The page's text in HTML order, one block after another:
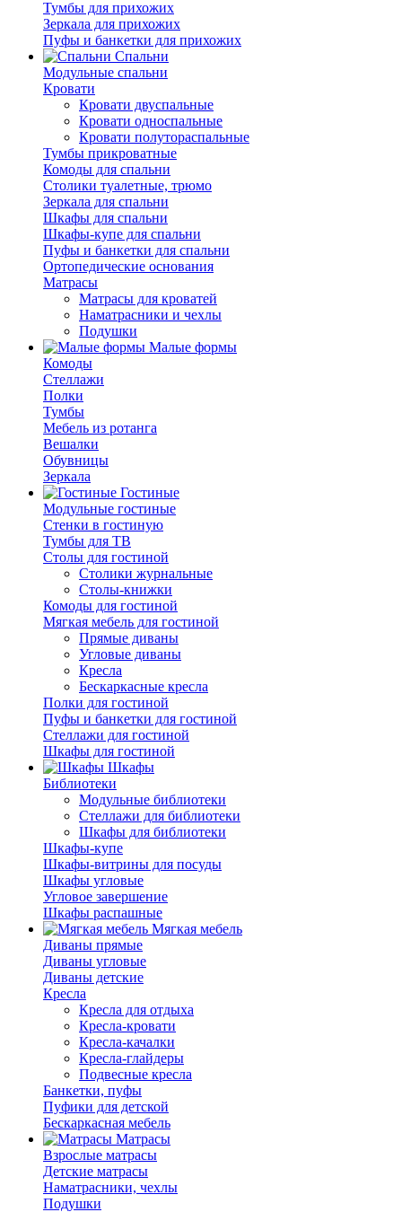
Тумбы для прихожих
Зеркала для прихожих
Пуфы и банкетки для прихожих
Спальни
Модульные спальни
Кровати
Кровати двуспальные
Кровати односпальные
Кровати полутораспальные
Тумбы прикроватные
Комоды для спальни
Столики туалетные, трюмо
Зеркала для спальни
Шкафы для спальни
Шкафы-купе для спальни
Пуфы и банкетки для спальни
Ортопедические основания
Матрасы
Матрасы для кроватей
Наматрасники и чехлы
Подушки
Малые формы
Комоды
Стеллажи
Полки
Тумбы
Мебель из ротанга
Вешалки
Обувницы
Зеркала
Гостиные
Модульные гостиные
Стенки в гостиную
Тумбы для ТВ
Столы для гостиной
Столики журнальные
Столы-книжки
Комоды для гостиной
Мягкая мебель для гостиной
Прямые диваны
Угловые диваны
Кресла
Бескаркасные кресла
Полки для гостиной
Пуфы и банкетки для гостиной
Стеллажи для гостиной
Шкафы для гостиной
Шкафы
Библиотеки
Модульные библиотеки
Стеллажи для библиотеки
Шкафы для библиотеки
Шкафы-купе
Шкафы-витрины для посуды
Шкафы угловые
Угловое завершение
Шкафы распашные
Мягкая мебель
Диваны прямые
Диваны угловые
Диваны детские
Кресла
Кресла для отдыха
Кресла-кровати
Кресла-качалки
Кресла-глайдеры
Подвесные кресла
Банкетки, пуфы
Пуфики для детской
Бескаркасная мебель
Матрасы
Взрослые матрасы
Детские матрасы
Наматрасники, чехлы
Подушки